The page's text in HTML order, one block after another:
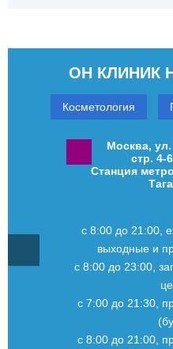
ОН КЛИНИК
Косметология
Москва,
стр. 4-
Станция
с 8:00 до 21:00,
выходные и
с 8:00 до 23:00,
с 7:00 до 21:30,
с 8:00 до 21:00,